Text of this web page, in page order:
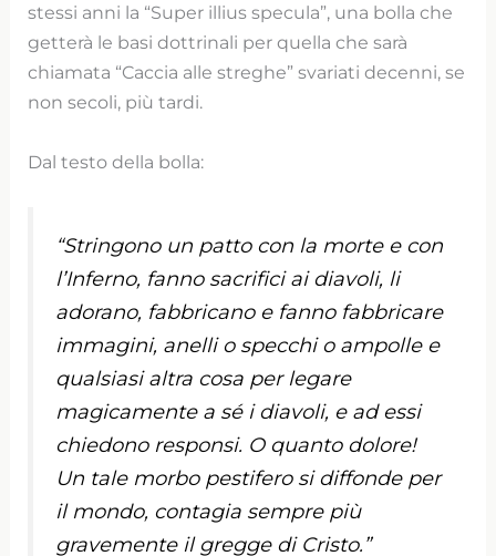
stessi anni la “Super illius specula”, una bolla che
getterà le basi dottrinali per quella che sarà
chiamata “Caccia alle streghe” svariati decenni, se
non secoli, più tardi.
Dal testo della bolla:
“Stringono un patto con la morte e con
l’Inferno, fanno sacrifici ai diavoli, li
adorano, fabbricano e fanno fabbricare
immagini, anelli o specchi o ampolle e
qualsiasi altra cosa per legare
magicamente a sé i diavoli, e ad essi
chiedono responsi. O quanto dolore!
Un tale morbo pestifero si diffonde per
il mondo, contagia sempre più
gravemente il gregge di Cristo.”